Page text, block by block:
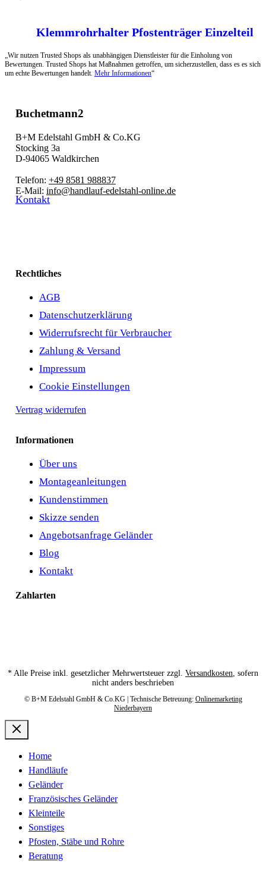
Klemmrohrhalter Pfostenträger Einzelteil
„Wir nutzen Trusted Shops als unabhängigen Dienstleister für die Einholung von
Bewertungen. Trusted Shops hat Maßnahmen getroffen, um sicherzustellen, dass es es sich
um echte Bewertungen handelt. Mehr Informationen“
Buchetmann2
B+M Edelstahl GmbH & Co.KG
Stocking 3a
D-94065 Waldkirchen
Telefon: +49 8581 988837
E-Mail: info@handlauf-edelstahl-online.de
Kontakt
Rechtliches
AGB
Datenschutzerklärung
Widerrufsrecht für Verbraucher
Zahlung & Versand
Impressum
Cookie Einstellungen
Vertrag widerrufen
Informationen
Über uns
Montageanleitungen
Kundenstimmen
Skizze senden
Angebotsanfrage Geländer
Blog
Kontakt
Zahlarten
* Alle Preise inkl. gesetzlicher Mehrwertsteuer zzgl. Versandkosten , sofern
nicht anders beschrieben
© B+M Edelstahl GmbH & Co.KG | Technische Betreuung: Onlinemarketing
Niederbayern
Home
Handläufe
Geländer
Französisches Geländer
Kleinteile
Sonstiges
Pfosten, Stäbe und Rohre
Beratung